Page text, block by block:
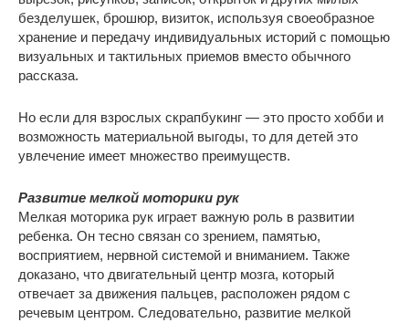
безделушек, брошюр, визиток, используя своеобразное
хранение и передачу индивидуальных историй с помощью
визуальных и тактильных приемов вместо обычного
рассказа.
Но если для взрослых скрапбукинг — это просто хобби и
возможность материальной выгоды, то для детей это
увлечение имеет множество преимуществ.
Развитие мелкой моторики рук
Мелкая моторика рук играет важную роль в развитии
ребенка. Он тесно связан со зрением, памятью,
восприятием, нервной системой и вниманием. Также
доказано, что двигательный центр мозга, который
отвечает за движения пальцев, расположен рядом с
речевым центром. Следовательно, развитие мелкой